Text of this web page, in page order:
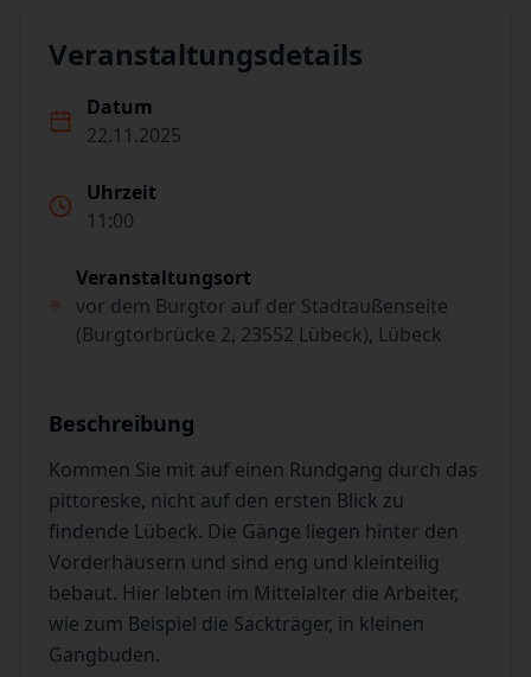
Veranstaltungsdetails
Datum
22.11.2025
Uhrzeit
11:00
Veranstaltungsort
vor dem Burgtor auf der Stadtaußenseite
(Burgtorbrücke 2, 23552 Lübeck), Lübeck
Beschreibung
Kommen Sie mit auf einen Rundgang durch das
pittoreske, nicht auf den ersten Blick zu
findende Lübeck. Die Gänge liegen hinter den
Vorderhäusern und sind eng und kleinteilig
bebaut. Hier lebten im Mittelalter die Arbeiter,
wie zum Beispiel die Sackträger, in kleinen
Gangbuden.